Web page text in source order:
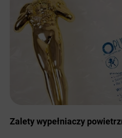
Zalety wypełniaczy